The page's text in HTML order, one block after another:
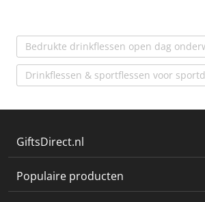
Bedrukte drinkflessen open dag
Drinkflessen & sportflessen voor
GiftsDirect.nl
Populaire producten